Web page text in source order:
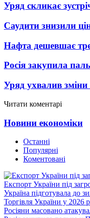
Уряд скликає
Саудити знизили
Нафта дешевшає
Росія закупила
Уряд ухвалив зміни
Читати коментарі
Новини економіки
Останні
Популярні
Коментовані
Експорт України під
Україна підготувала до
Торгівля України у 2026
Росіяни масовано